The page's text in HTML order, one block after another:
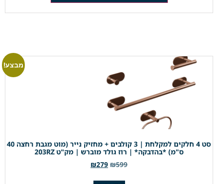
מבצע!
סט 4 חלקים למקלחת | 3 קולבים + מחזיק נייר (מוט מגבת רחצה 40
ס"מ) *בהדבקה* | רוז גולד מוברש | מק"ט 203RZ
₪599
₪279